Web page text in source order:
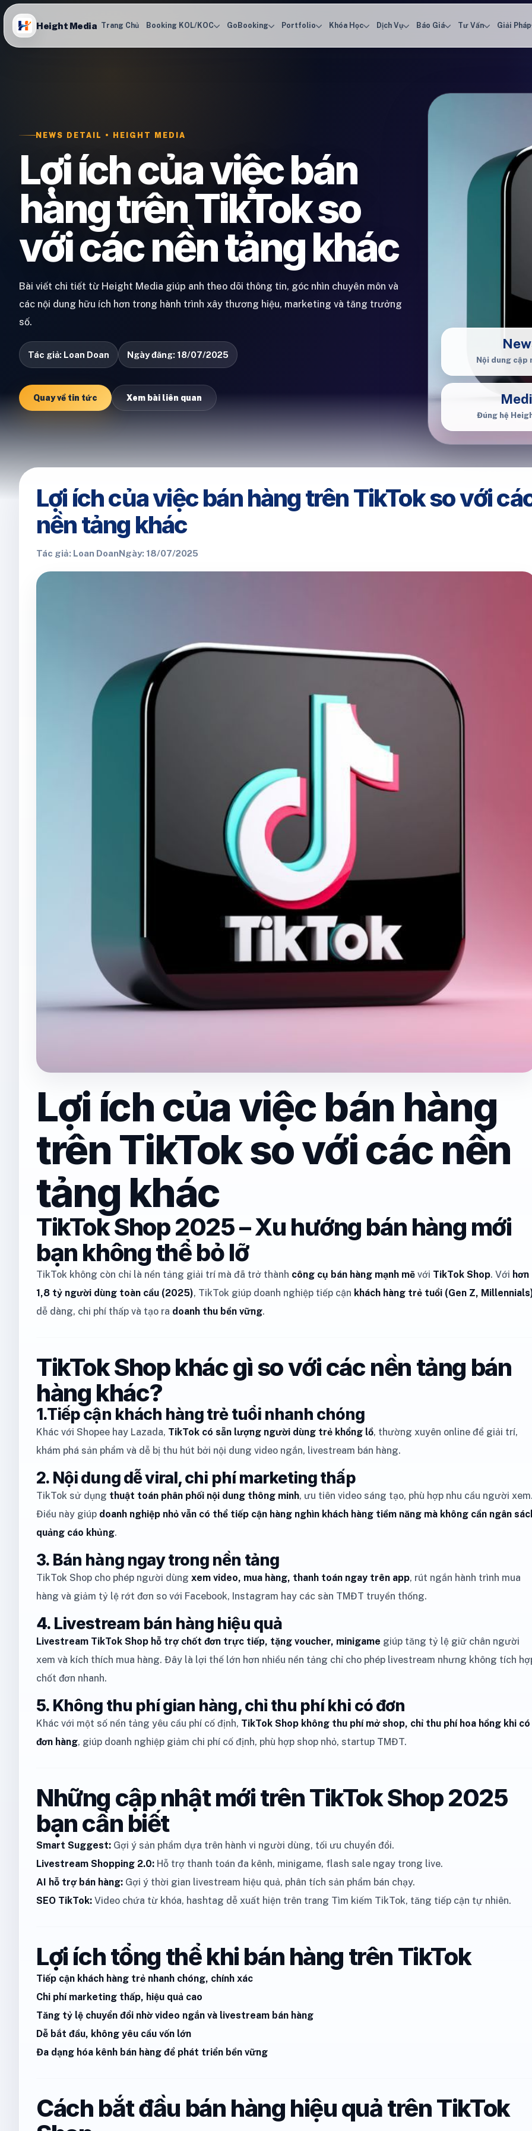
Height Media Trang Chủ Booking KOL/KOC GoBooking Portfolio Khóa Học Dịch Vụ Báo Giá Tư Vấn Giải Pháp
NEWS DETAIL • HEIGHT MEDIA
Lợi ích của việc bán
hàng trên TikTok so
với các nền tảng khác
Bài viết chi tiết từ Height Media giúp anh theo dõi thông tin, góc nhìn chuyên môn và
các nội dung hữu ích hơn trong hành trình xây thương hiệu, marketing và tăng trưởng
số.
Tác giả: Loan Doan Ngày đăng: 18/07/2025
Quay về tin tức Xem bài liên quan
Nội dung cập
Đúng hệ
Lợi ích của việc bán hàng trên TikTok so với
nền tảng khác
Tác giả: Loan DoanNgày: 18/07/2025
Lợi ích của việc bán hàng
trên TikTok so với các nền
tảng khác
TikTok Shop 2025 – Xu hướng bán hàng mới
bạn không thể bỏ lỡ
TikTok không còn chỉ là nền tảng giải trí mà đã trở thành công cụ bán hàng mạnh mẽ với TikTok Shop. Với hơn
1,8 tỷ người dùng toàn cầu (2025), TikTok giúp doanh nghiệp tiếp cận khách hàng trẻ tuổi (Gen Z,
dễ dàng, chi phí thấp và tạo ra doanh thu bền vững.
TikTok Shop khác gì so với các nền tảng bán
hàng khác?
1.Tiếp cận khách hàng trẻ tuổi nhanh chóng
Khác với Shopee hay Lazada, TikTok có sẵn lượng người dùng trẻ khổng lồ, thường xuyên online để giải trí,
khám phá sản phẩm và dễ bị thu hút bởi nội dung video ngắn, livestream bán hàng.
2. Nội dung dễ viral, chi phí marketing thấp
TikTok sử dụng thuật toán phân phối nội dung thông minh, ưu tiên video sáng tạo, phù hợp nhu cầu người
Điều này giúp doanh nghiệp nhỏ vẫn có thể tiếp cận hàng nghìn khách hàng tiềm năng mà không cần ngân
quảng cáo khủng.
3. Bán hàng ngay trong nền tảng
TikTok Shop cho phép người dùng xem video, mua hàng, thanh toán ngay trên app, rút ngắn hành trình mua
hàng và giảm tỷ lệ rớt đơn so với Facebook, Instagram hay các sàn TMĐT truyền thống.
4. Livestream bán hàng hiệu quả
Livestream TikTok Shop hỗ trợ chốt đơn trực tiếp, tặng voucher, minigame giúp tăng tỷ lệ giữ chân người
xem và kích thích mua hàng. Đây là lợi thế lớn hơn nhiều nền tảng chỉ cho phép livestream nhưng không tích
chốt đơn nhanh.
5. Không thu phí gian hàng, chỉ thu phí khi có đơn
Khác với một số nền tảng yêu cầu phí cố định, TikTok Shop không thu phí mở shop, chỉ thu phí hoa hồng khi có
đơn hàng, giúp doanh nghiệp giảm chi phí cố định, phù hợp shop nhỏ, startup TMĐT.
Những cập nhật mới trên TikTok Shop 2025
bạn cần biết
Smart Suggest: Gợi ý sản phẩm dựa trên hành vi người dùng, tối ưu chuyển đổi.
Livestream Shopping 2.0: Hỗ trợ thanh toán đa kênh, minigame, flash sale ngay trong live.
AI hỗ trợ bán hàng: Gợi ý thời gian livestream hiệu quả, phân tích sản phẩm bán chạy.
SEO TikTok: Video chứa từ khóa, hashtag dễ xuất hiện trên trang Tìm kiếm TikTok, tăng tiếp cận tự nhiên.
Lợi ích tổng thể khi bán hàng trên TikTok
Tiếp cận khách hàng trẻ nhanh chóng, chính xác
Chi phí marketing thấp, hiệu quả cao
Tăng tỷ lệ chuyển đổi nhờ video ngắn và livestream bán hàng
Dễ bắt đầu, không yêu cầu vốn lớn
Đa dạng hóa kênh bán hàng để phát triển bền vững
Cách bắt đầu bán hàng hiệu quả trên TikTok